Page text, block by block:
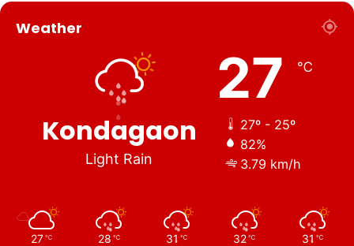
Weather
Kondagaon
Light Rain
27 ℃
27º - 25º
82%
3.79 km/h
27 ℃ 28 ℃ 31 ℃ 32 ℃ 31 ℃